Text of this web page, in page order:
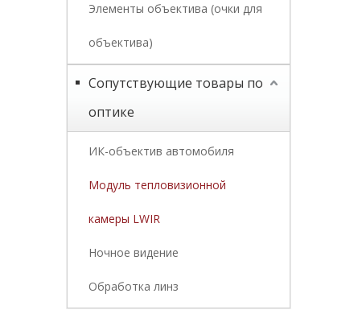
Элементы объектива (очки для
объектива)
Сопутствующие товары по
оптике
ИК-объектив автомобиля
Модуль тепловизионной
камеры LWIR
Ночное видение
Обработка линз